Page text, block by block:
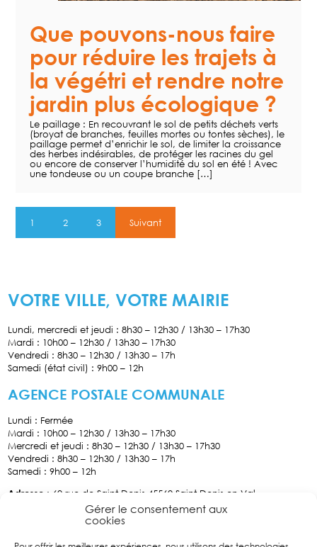
Gérer le consentement aux
cookies
Que pouvons-nous faire
pour réduire les trajets à
la végétri et rendre notre
jardin plus écologique ?
Le paillage : En recouvrant le sol de petits déchets verts
(broyat de branches, feuilles mortes ou tontes sèches), le
paillage permet d’enrichir le sol, de limiter la croissance
des herbes indésirables, de protéger les racines du gel
ou encore de conserver l’humidité du sol en été ! Avec
une tondeuse ou un coupe branche […]
1 2 3 Suivant
VOTRE VILLE, VOTRE MAIRIE
Lundi, mercredi et jeudi : 8h30 – 12h30 / 13h30 – 17h30
Mardi : 10h00 – 12h30 / 13h30 – 17h30
Vendredi : 8h30 – 12h30 / 13h30 – 17h
Samedi (état civil) : 9h00 – 12h
AGENCE POSTALE COMMUNALE
Lundi : Fermée
Mardi : 10h00 – 12h30 / 13h30 – 17h30
Mercredi et jeudi : 8h30 – 12h30 / 13h30 – 17h30
Vendredi : 8h30 – 12h30 / 13h30 – 17h
Samedi : 9h00 – 12h
Adresse : 60 rue de Saint-Denis 45560 Saint Denis-en-Val
02.38.76.70.34